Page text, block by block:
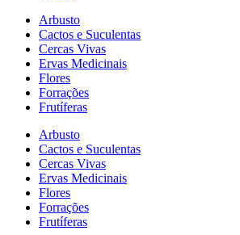
Arbusto
Cactos e Suculentas
Cercas Vivas
Ervas Medicinais
Flores
Forrações
Frutíferas
Arbusto
Cactos e Suculentas
Cercas Vivas
Ervas Medicinais
Flores
Forrações
Frutíferas